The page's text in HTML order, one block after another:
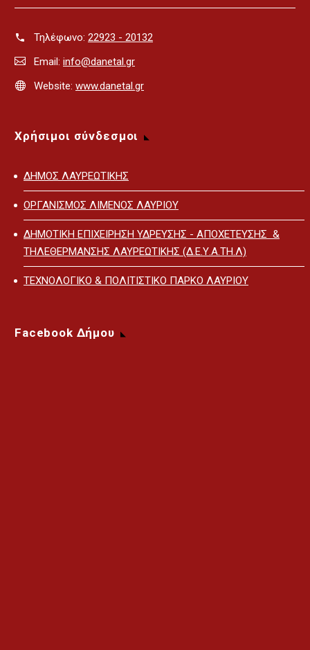
Τηλέφωνο: 22923 - 20132
Email: info@danetal.gr
Website: www.danetal.gr
Χρήσιμοι σύνδεσμοι
ΔΗΜΟΣ ΛΑΥΡΕΩΤΙΚΗΣ
ΟΡΓΑΝΙΣΜΟΣ ΛΙΜΕΝΟΣ ΛΑΥΡΙΟΥ
ΔΗΜΟΤΙΚΗ ΕΠΙΧΕΙΡΗΣΗ ΥΔΡΕΥΣΗΣ - ΑΠΟΧΕΤΕΥΣΗΣ &
ΤΗΛΕΘΕΡΜΑΝΣΗΣ ΛΑΥΡΕΩΤΙΚΗΣ (Δ.Ε.Υ.Α.ΤΗ.Λ)
ΤΕΧΝΟΛΟΓΙΚΟ & ΠΟΛΙΤΙΣΤΙΚΟ ΠΑΡΚΟ ΛΑΥΡΙΟΥ
Facebook Δήμου